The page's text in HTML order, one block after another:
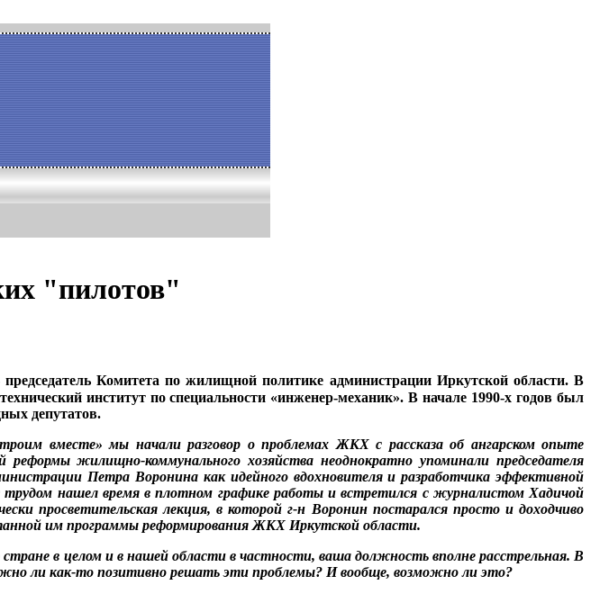
"пилотов"
председатель Комитета по жилищнойполитике администрации Иркутской области. В
институт по специальности «инженер-механик». В на­чале 1990-х годов был
депута­тов.
вместе» мы начали разговор о проблемах ЖКХ с расска­за об ангарском опыте
реформы жилищно-коммунального хозяйстванеоднократно упоминалипредседателя
ции Петра Воронина как идейного вдохновителя иразработчика эффектив­ной
трудом нашел время в плотном графике работы и встретился с журналистом Хадичой
ки просветительская лек­ция, в которойг-н Воро­нинпостарался просто идоходчиво
им программы реформиро­вания ЖКХ Иркутской об­ласти.
в целом и внашей области в частности, ваша долж­ность вполне расстрельная. В
ли как-то позитивно решать эти проблемы? И вообще, возможно ли это?